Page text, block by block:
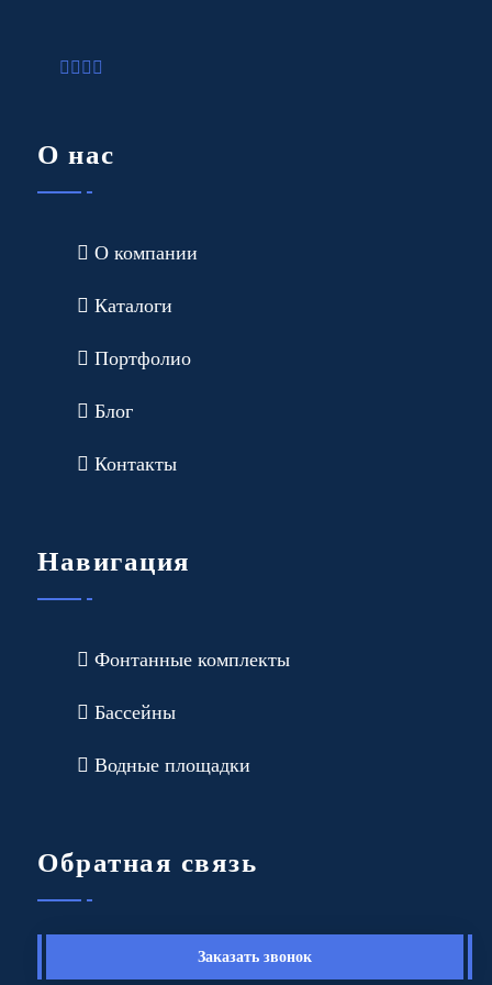
О нас
О компании
Каталоги
Портфолио
Блог
Контакты
Навигация
Фонтанные комплекты
Бассейны
Водные площадки
Обратная связь
Заказать звонок